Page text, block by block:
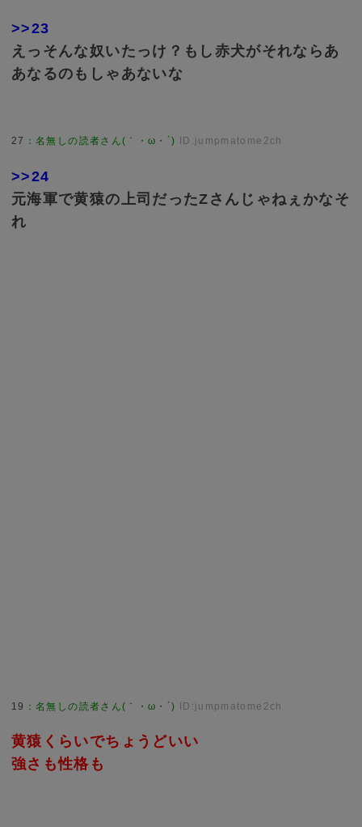
>>23
えっそんな奴いたっけ？もし赤犬がそれならあ
あなるのもしゃあないな
27 ：名無しの読者さん(｀・ω・´) ID:jumpmatome2ch
>>24
元海軍で黄猿の上司だったZさんじゃねぇかなそ
れ
19 ：名無しの読者さん(｀・ω・´) ID:jumpmatome2ch
黄猿くらいでちょうどいい
強さも性格も